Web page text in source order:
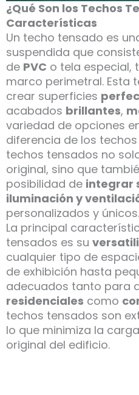
¿Qué Son los Techos
Características
Un techo tensado es
suspendida que
de PVC o tela especial,
marco perimetral. Esta
crear superficies
acabados brillantes,
variedad de opciones
diferencia de los
techos tensados no
original, sino que
posibilidad de integrar
iluminación y
personalizados y únicos.
La principal
tensados es su
cualquier tipo de
de exhibición hasta
adecuados tanto para
residenciales como
techos tensados son
lo que minimiza la
original del edificio.